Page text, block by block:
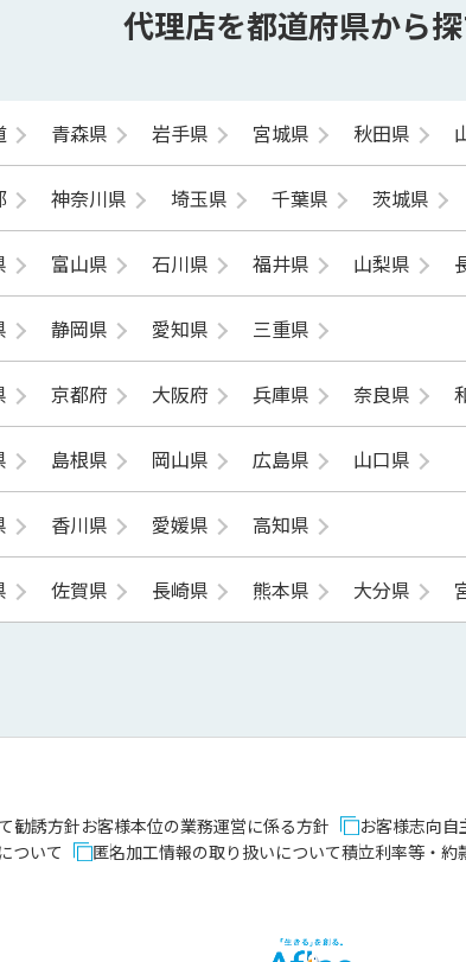
代理店を都道府県から
青森県 岩手県 宮城県 秋田県
神奈川県 埼玉県 千葉県 茨城県
富山県 石川県 福井県 山梨県
静岡県 愛知県 三重県
京都府 大阪府 兵庫県 奈良県
島根県 岡山県 広島県 山口県
香川県 愛媛県 高知県
佐賀県 長崎県 熊本県 大分県
勧誘方針お客様本位の業務運営に係る方針 お客様志向自
ついて 匿名加工情報の取り扱いについて積立利率等・約